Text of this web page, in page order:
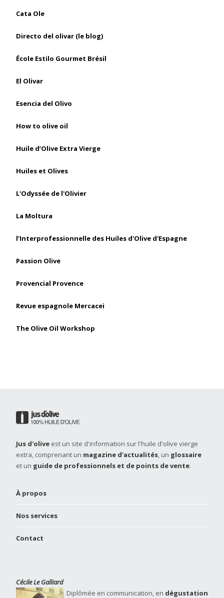
Cata Ole
Directo del olivar (le blog)
École Estilo Gourmet Brésil
El Olivar
Esencia del Olivo
How to olive oil
Huile d’Olive Extra Vierge
Huiles et Olives
L'Odyssée de l'Olivier
La Moltura
l’Interprofessionnelle des Huiles d'Olive d'Espagne
Passion Olive
Provencial Provence
Revue espagnole Mercacei
The Olive Oil Workshop
Jus d'olive est un site d'information sur l'huile d'olive vierge
extra, comprenant un magazine d'actualités, un glossaire
et un guide de professionnels et de points de vente.
À propos
Nos services
Contact
Cécile Le Galliard
Diplômée en communication, en dégustation